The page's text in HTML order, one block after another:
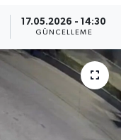
17.05.2026 - 14:30
GÜNCELLEME